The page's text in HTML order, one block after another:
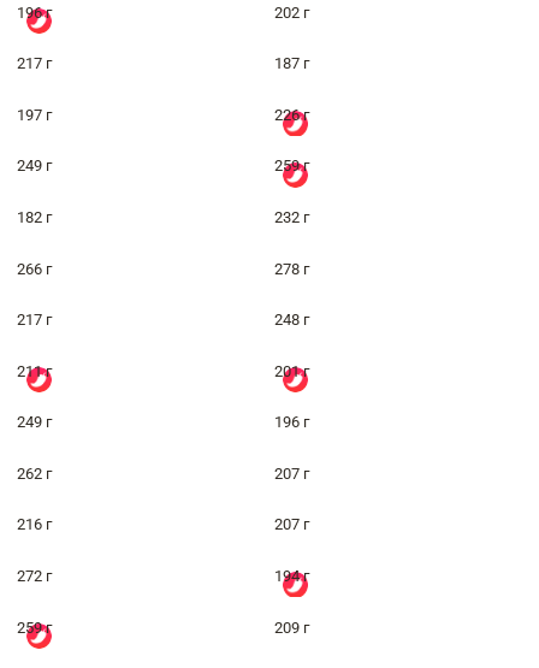
196 г 202 г
217 г 187 г
197 г 226 г
249 г 259 г
182 г 232 г
266 г 278 г
217 г 248 г
211 г 201 г
249 г 196 г
262 г 207 г
216 г 207 г
272 г 194 г
259 г 209 г